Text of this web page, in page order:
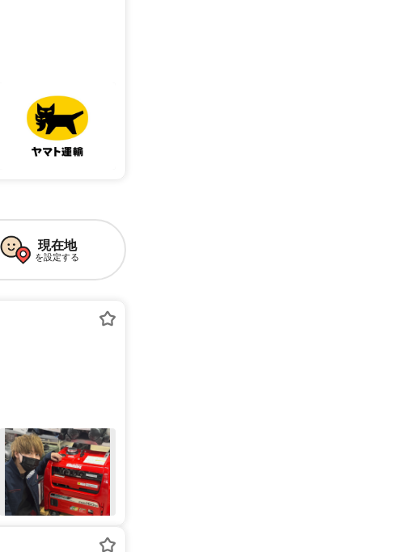
現在地
を設定する